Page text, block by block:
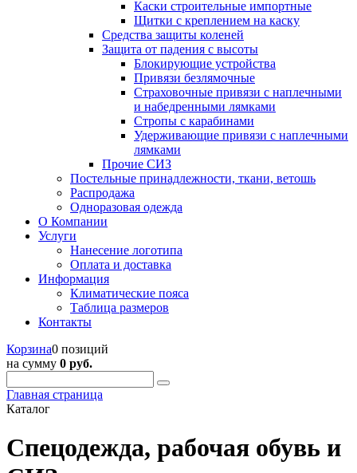
Каски строительные импортные
Щитки с креплением на каску
Средства защиты коленей
Защита от падения с высоты
Блокирующие устройства
Привязи безлямочные
Страховочные привязи с наплечными
и набедренными лямками
Стропы с карабинами
Удерживающие привязи с наплечными
лямками
Прочие СИЗ
Постельные принадлежности, ткани, ветошь
Распродажа
Одноразовая одежда
О Компании
Услуги
Нанесение логотипа
Оплата и доставка
Информация
Климатические пояса
Таблица размеров
Контакты
Корзина0 позиций
на сумму 0 руб.
Главная страница
Каталог
Спецодежда, рабочая обувь и